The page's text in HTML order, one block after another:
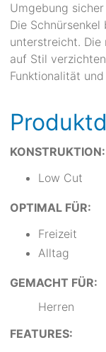
Umgebung
Die
unterstreicht. Die
auf Stil
Funktionalität
KONSTRUKTION:
Low Cut
OPTIMAL FÜR:
Freizeit
Alltag
GEMACHT FÜR:
Herren
FEATURES: